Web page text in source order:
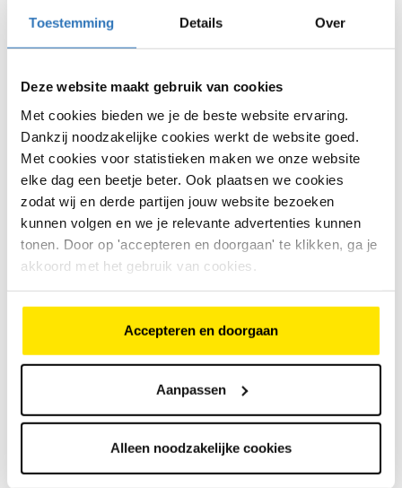
Toestemming Details Over
Deze website maakt gebruik van cookies
Met cookies bieden we je de beste website ervaring.
Dankzij noodzakelijke cookies werkt de website goed.
Met cookies voor statistieken maken we onze website
elke dag een beetje beter. Ook plaatsen we cookies
zodat wij en derde partijen jouw website bezoeken
kunnen volgen en we je relevante advertenties kunnen
tonen. Door op 'accepteren en doorgaan' te klikken, ga je
akkoord met het gebruik van cookies.
Accepteren en doorgaan
Aanpassen
Alleen noodzakelijke cookies
Plan je fietsreparatie bij Bike
Totaal Van de Reijt
Je vindt Bike Totaal Van de Reijt aan Kwekelstraat 27-
29-33, 4201 JV in Gorinchem. Bellen kan via 0183 630
489. Kom gerust langs met je fiets of bel vooraf voor
een handig moment.
Veelgestelde vragen
Hoe lang duurt een fietsreparatie
gemiddeld?
Kleine reparaties duren vaak minder dan een uur. Grote
onderhoudsbeurten zijn meestal binnen één werkdag
Kan ik mijn fiets ook inleveren en
later ophalen?